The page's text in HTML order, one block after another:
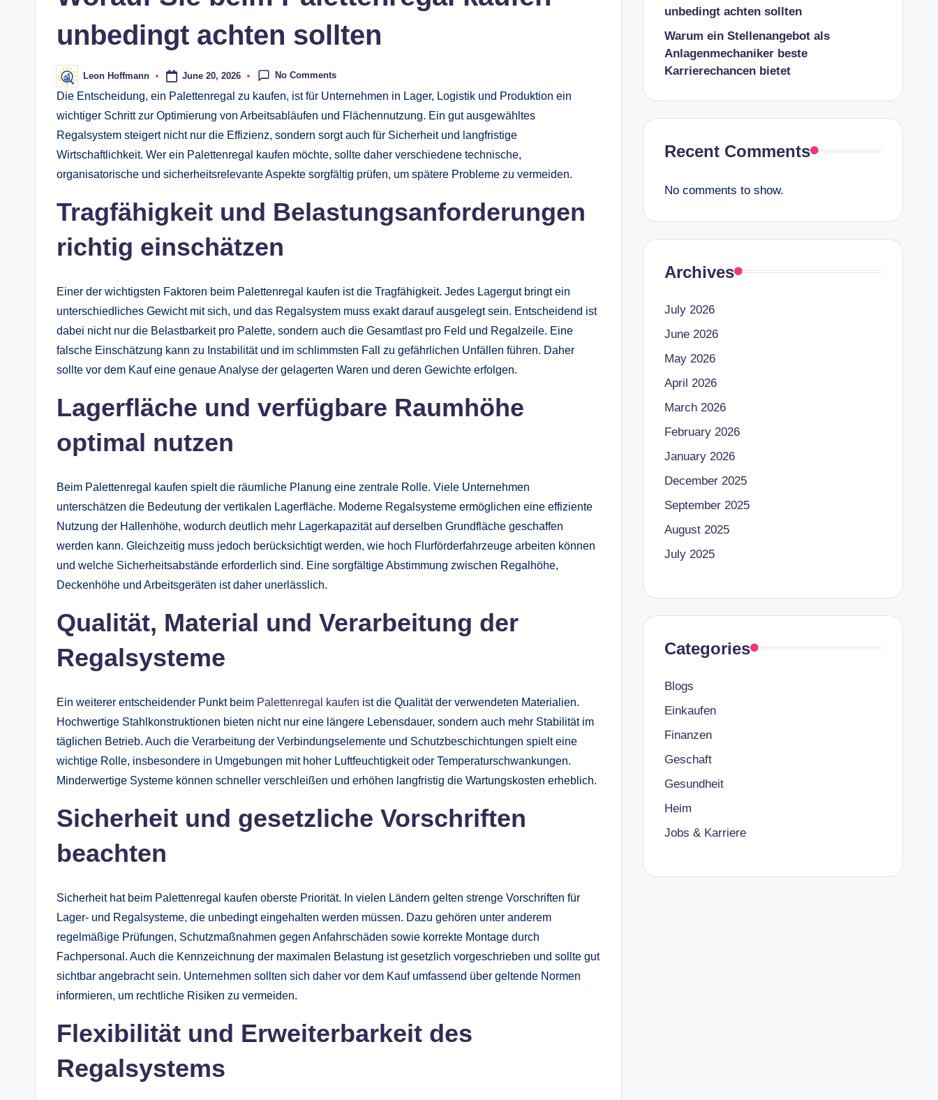
unbedingt achten sollten
Posted
by
Leon Hoffmann June 20, 2026 No Comments
Die Entscheidung, ein Palettenregal zu kaufen, ist für Unternehmen in Lager, Logistik und Produktion ein
wichtiger Schritt zur Optimierung von Arbeitsabläufen und Flächennutzung. Ein gut ausgewähltes
Regalsystem steigert nicht nur die Effizienz, sondern sorgt auch für Sicherheit und langfristige
Wirtschaftlichkeit. Wer ein Palettenregal kaufen möchte, sollte daher verschiedene technische,
organisatorische und sicherheitsrelevante Aspekte sorgfältig prüfen, um spätere Probleme zu vermeiden.
Tragfähigkeit und Belastungsanforderungen
richtig einschätzen
Einer der wichtigsten Faktoren beim Palettenregal kaufen ist die Tragfähigkeit. Jedes Lagergut bringt ein
unterschiedliches Gewicht mit sich, und das Regalsystem muss exakt darauf ausgelegt sein. Entscheidend ist
dabei nicht nur die Belastbarkeit pro Palette, sondern auch die Gesamtlast pro Feld und Regalzeile. Eine
falsche Einschätzung kann zu Instabilität und im schlimmsten Fall zu gefährlichen Unfällen führen. Daher
sollte vor dem Kauf eine genaue Analyse der gelagerten Waren und deren Gewichte erfolgen.
Lagerfläche und verfügbare Raumhöhe
optimal nutzen
Beim Palettenregal kaufen spielt die räumliche Planung eine zentrale Rolle. Viele Unternehmen
unterschätzen die Bedeutung der vertikalen Lagerfläche. Moderne Regalsysteme ermöglichen eine effiziente
Nutzung der Hallenhöhe, wodurch deutlich mehr Lagerkapazität auf derselben Grundfläche geschaffen
werden kann. Gleichzeitig muss jedoch berücksichtigt werden, wie hoch Flurförderfahrzeuge arbeiten können
und welche Sicherheitsabstände erforderlich sind. Eine sorgfältige Abstimmung zwischen Regalhöhe,
Deckenhöhe und Arbeitsgeräten ist daher unerlässlich.
Qualität, Material und Verarbeitung der
Regalsysteme
Ein weiterer entscheidender Punkt beim Palettenregal kaufen ist die Qualität der verwendeten Materialien.
Hochwertige Stahlkonstruktionen bieten nicht nur eine längere Lebensdauer, sondern auch mehr Stabilität im
täglichen Betrieb. Auch die Verarbeitung der Verbindungselemente und Schutzbeschichtungen spielt eine
wichtige Rolle, insbesondere in Umgebungen mit hoher Luftfeuchtigkeit oder Temperaturschwankungen.
Minderwertige Systeme können schneller verschleißen und erhöhen langfristig die Wartungskosten erheblich.
Sicherheit und gesetzliche Vorschriften
beachten
Sicherheit hat beim Palettenregal kaufen oberste Priorität. In vielen Ländern gelten strenge Vorschriften für
Lager- und Regalsysteme, die unbedingt eingehalten werden müssen. Dazu gehören unter anderem
regelmäßige Prüfungen, Schutzmaßnahmen gegen Anfahrschäden sowie korrekte Montage durch
Fachpersonal. Auch die Kennzeichnung der maximalen Belastung ist gesetzlich vorgeschrieben und sollte gut
sichtbar angebracht sein. Unternehmen sollten sich daher vor dem Kauf umfassend über geltende Normen
informieren, um rechtliche Risiken zu vermeiden.
Flexibilität und Erweiterbarkeit des
Regalsystems
unbedingt achten sollten
Warum ein Stellenangebot als
Anlagenmechaniker beste
Karrierechancen bietet
Recent Comments
No comments to show.
Archives
July 2026
June 2026
May 2026
April 2026
March 2026
February 2026
January 2026
December 2025
September 2025
August 2025
July 2025
Categories
Blogs
Einkaufen
Finanzen
Geschaft
Gesundheit
Heim
Jobs & Karriere